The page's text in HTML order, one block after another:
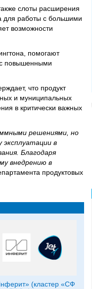
слоты расширения
для работы с большими
возможности
помогают
с повышенными
что продукт
и муниципальных
в критически важных
решениями, но
эксплуатации в
Благодаря
внедрению в
продуктовых
(кластер «СФ